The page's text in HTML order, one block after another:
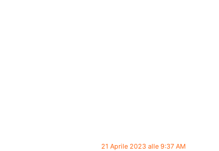
21 Aprile 2023 alle 9:37 AM